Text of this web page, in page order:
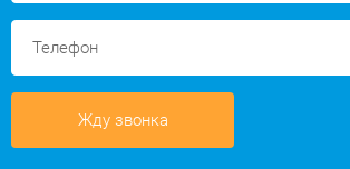
Жду звонка